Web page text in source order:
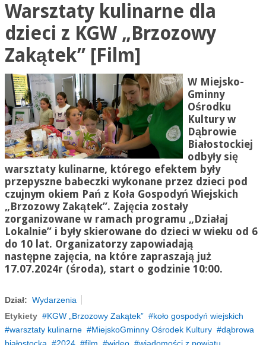
Warsztaty kulinarne dla
dzieci z KGW „Brzozowy
Zakątek” [Film]
W Miejsko-
Gminny
Ośrodku
Kultury w
Dąbrowie
Białostockiej
odbyły się
warsztaty kulinarne, którego efektem były
przepyszne babeczki wykonane przez dzieci pod
czujnym okiem Pań z Koła Gospodyń Wiejskich
„Brzozowy Zakątek”. Zajęcia zostały
zorganizowane w ramach programu „Działaj
Lokalnie” i były skierowane do dzieci w wieku od 6
do 10 lat. Organizatorzy zapowiadają
następne zajęcia, na które zapraszają już
17.07.2024r (środa), start o godzinie 10:00.
Dział: Wydarzenia
Etykiety
KGW „Brzozowy Zakątek”
koło gospodyń wiejskich
warsztaty kulinarne
MiejskoGminny Ośrodek Kultury
dąbrowa